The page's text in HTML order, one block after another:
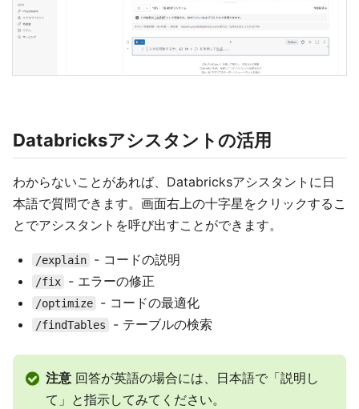
Databricksアシスタントの活用
わからないことがあれば、Databricksアシスタントに日
本語で質問できます。画面右上の十字星をクリックするこ
とでアシスタントを呼び出すことができます。
/explain - コードの説明
/fix - エラーの修正
/optimize - コードの最適化
/findTables - テーブルの検索
注意 回答が英語の場合には、日本語で「説明し
て」と指示してみてください。